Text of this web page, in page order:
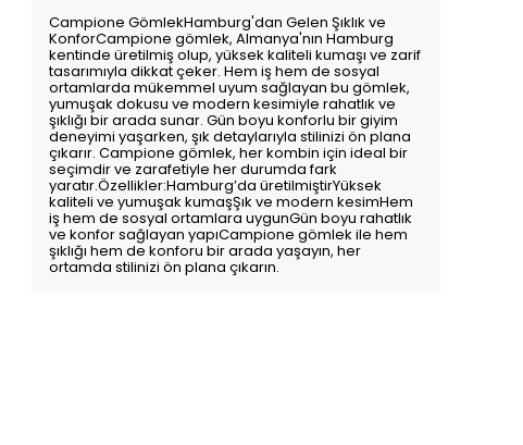
Campione GömlekHamburg'dan Gelen Şıklık ve
KonforCampione gömlek, Almanya'nın Hamburg
kentinde üretilmiş olup, yüksek kaliteli kumaşı ve zarif
tasarımıyla dikkat çeker. Hem iş hem de sosyal
ortamlarda mükemmel uyum sağlayan bu gömlek,
yumuşak dokusu ve modern kesimiyle rahatlık ve
şıklığı bir arada sunar. Gün boyu konforlu bir giyim
deneyimi yaşarken, şık detaylarıyla stilinizi ön plana
çıkarır. Campione gömlek, her kombin için ideal bir
seçimdir ve zarafetiyle her durumda fark
yaratır.Özellikler:Hamburg’da üretilmiştirYüksek
kaliteli ve yumuşak kumaşŞık ve modern kesimHem
iş hem de sosyal ortamlara uygunGün boyu rahatlık
ve konfor sağlayan yapıCampione gömlek ile hem
şıklığı hem de konforu bir arada yaşayın, her
ortamda stilinizi ön plana çıkarın.